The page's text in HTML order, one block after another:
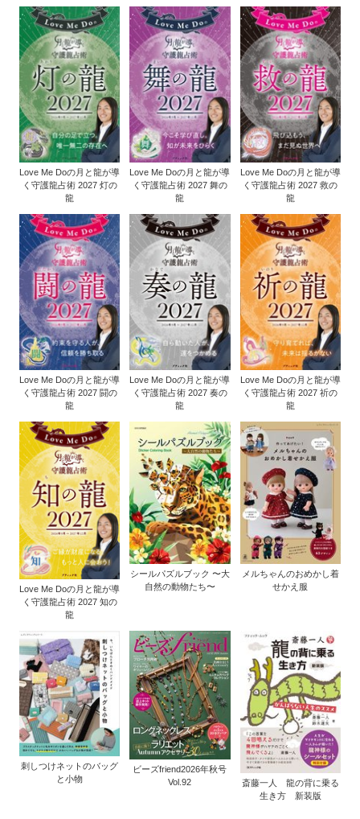
Love Me Doの月と龍が導
く守護龍占術 2027 灯の
龍
Love Me Doの月と龍が導
く守護龍占術 2027 舞の
龍
Love Me Doの月と龍が導
く守護龍占術 2027 救の
龍
Love Me Doの月と龍が導
く守護龍占術 2027 闘の
龍
Love Me Doの月と龍が導
く守護龍占術 2027 奏の
龍
Love Me Doの月と龍が導
く守護龍占術 2027 祈の
龍
Love Me Doの月と龍が導
く守護龍占術 2027 知の
龍
シールパズルブック 〜大
自然の動物たち〜
メルちゃんのおめかし着
せかえ服
刺しつけネットのバッグ
と小物
ビーズfriend2026年秋号
Vol.92
斎藤一人 龍の背に乗る
生き方 新装版